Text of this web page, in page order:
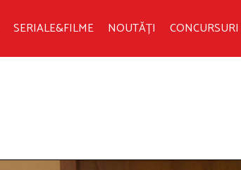
SERIALE&FILME NOUTĂȚI CONCURSURI